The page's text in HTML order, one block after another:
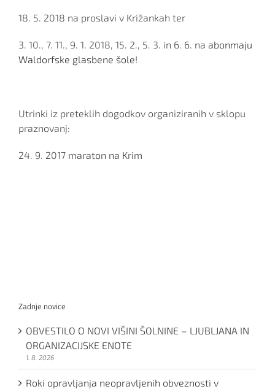
18. 5. 2018 na proslavi v Križankah ter
3. 10., 7. 11., 9. 1. 2018, 15. 2., 5. 3. in 6. 6. na abonmaju
Waldorfske glasbene šole!
Utrinki iz preteklih dogodkov organiziranih v sklopu
praznovanj:
24. 9. 2017 maraton na Krim
Zadnje novice
OBVESTILO O NOVI VIŠINI ŠOLNINE – LJUBLJANA IN
ORGANIZACIJSKE ENOTE
1. 8. 2026
Roki opravljanja neopravljenih obveznosti v